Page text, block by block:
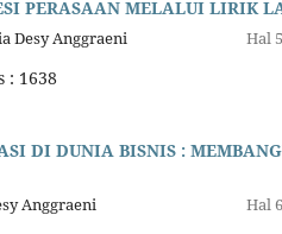
PERASAAN MELALUI LIRIK
Desy Anggraeni
Hal
: 1638
DI DUNIA BISNIS :
Anggraeni
Hal